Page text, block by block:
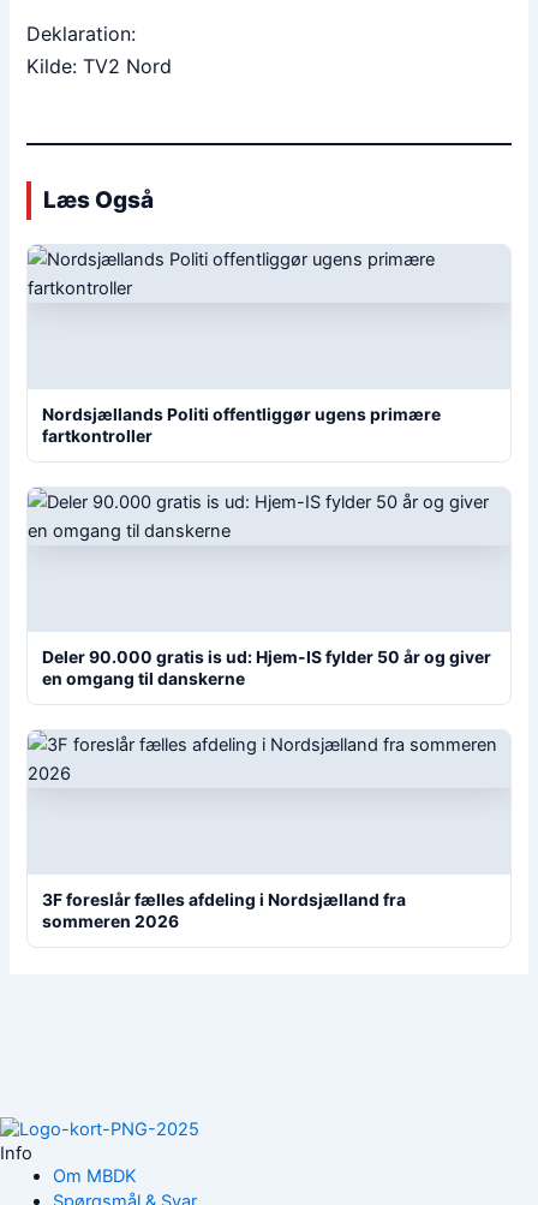
Deklaration:
Kilde: TV2 Nord
Læs Også
Nordsjællands Politi offentliggør ugens primære
fartkontroller
Deler 90.000 gratis is ud: Hjem-IS fylder 50 år og giver
en omgang til danskerne
3F foreslår fælles afdeling i Nordsjælland fra
sommeren 2026
Info
Om MBDK